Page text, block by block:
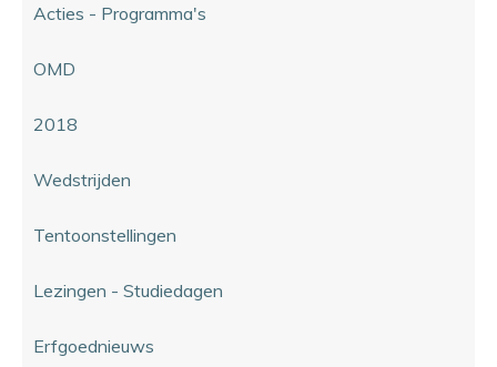
Acties - Programma's
OMD
2018
Wedstrijden
Tentoonstellingen
Lezingen - Studiedagen
Erfgoednieuws